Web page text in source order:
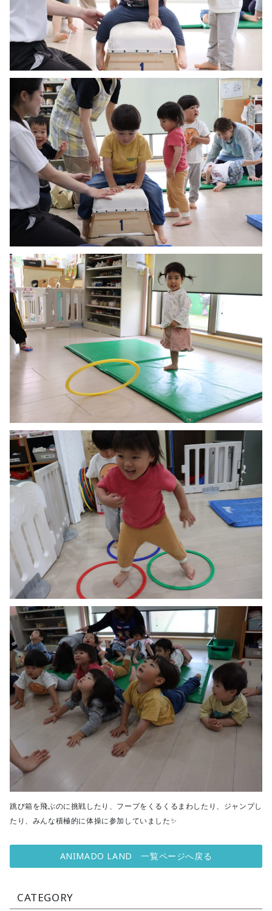
跳び箱を飛ぶのに挑戦したり、フープをくるくるまわしたり、ジャンプし
たり、みんな積極的に体操に参加していました✨
ANIMADO LAND 一覧ページへ戻る
CATEGORY